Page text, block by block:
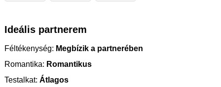
Ideális partnerem
Féltékenység: Megbízik a partnerében
Romantika: Romantikus
Testalkat: Átlagos